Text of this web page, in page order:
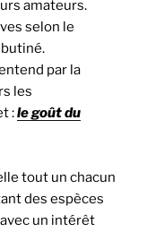
amateurs.
selon le
par la
les
:le goût du
tout un chacun
des espèces
un intérêt